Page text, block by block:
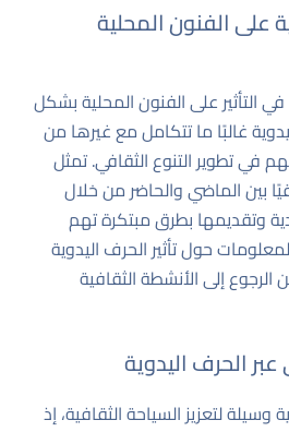
على الفنون المحلية
التأثير على الفنون المحلية بشكل
غالبًا ما تتكامل مع غيرها من
في تطوير التنوع الثقافي. تمثل
بين الماضي والحاضر من خلال
وتقديمها بطرق مبتكرة تهم
حول تأثير الحرف اليدوية
الرجوع إلىالأنشطة الثقافية
عبر الحرف اليدوية
وسيلة لتعزيز السياحة الثقافية، إذ